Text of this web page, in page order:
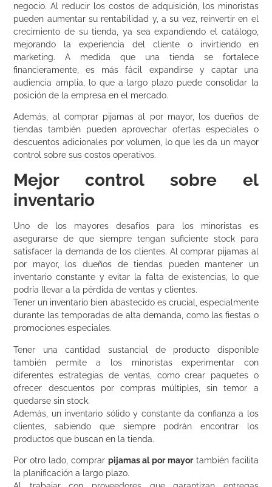
negocio. Al reducir los costos de adquisición, los minoristas
pueden aumentar su rentabilidad y, a su vez, reinvertir en el
crecimiento de su tienda, ya sea expandiendo el catálogo,
mejorando la experiencia del cliente o invirtiendo en
marketing. A medida que una tienda se fortalece
financieramente, es más fácil expandirse y captar una
audiencia amplia, lo que a largo plazo puede consolidar la
posición de la empresa en el mercado.
Además, al comprar pijamas al por mayor, los dueños de
tiendas también pueden aprovechar ofertas especiales o
descuentos adicionales por volumen, lo que les da un mayor
control sobre sus costos operativos.
Mejor control sobre el
inventario
Uno de los mayores desafíos para los minoristas es
asegurarse de que siempre tengan suficiente stock para
satisfacer la demanda de los clientes. Al comprar pijamas al
por mayor, los dueños de tiendas pueden mantener un
inventario constante y evitar la falta de existencias, lo que
podría llevar a la pérdida de ventas y clientes.
Tener un inventario bien abastecido es crucial, especialmente
durante las temporadas de alta demanda, como las fiestas o
promociones especiales.
Tener una cantidad sustancial de producto disponible
también permite a los minoristas experimentar con
diferentes estrategias de ventas, como crear paquetes o
ofrecer descuentos por compras múltiples, sin temor a
quedarse sin stock.
Además, un inventario sólido y constante da confianza a los
clientes, sabiendo que siempre podrán encontrar los
productos que buscan en la tienda.
Por otro lado, comprar pijamas al por mayortambién facilita
la planificación a largo plazo.